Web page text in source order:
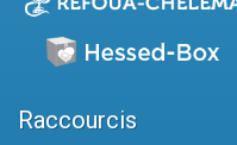
Raccourcis